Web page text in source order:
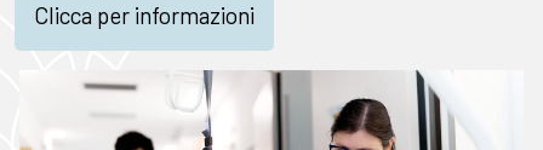
Clicca per informazioni